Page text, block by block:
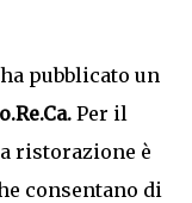
pubblicato un
Per il
ristorazione è
consentano di